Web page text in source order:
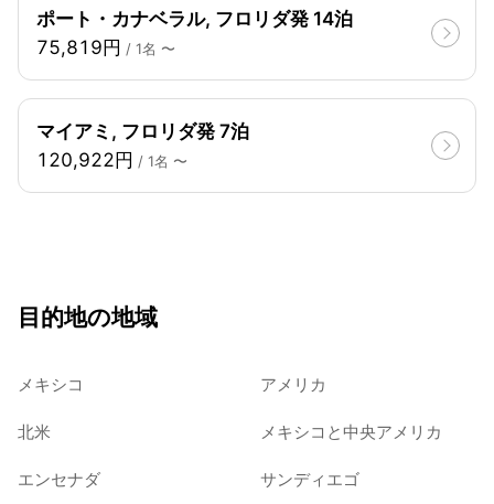
ポート・カナベラル, フロリダ発 14泊
75,819円 / 1名 〜
マイアミ, フロリダ発 7泊
120,922円 / 1名 〜
目的地の地域
メキシコ アメリカ
北米 メキシコと中央アメリカ
エンセナダ サンディエゴ